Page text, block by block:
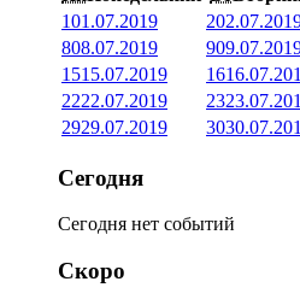
101.07.2019 2
808.07.2019 9
1515.07.2019 16
2222.07.2019 23
2929.07.2019 30
Сегодня
Сегодня нет событий
Скоро